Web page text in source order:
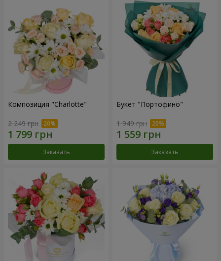
Композиция "Charlotte"
2 249 грн
Заказать
Букет "Портофино"
1 949 грн
Заказать